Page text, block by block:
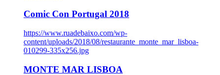
Comic Con Portugal 2018
https://www.ruadebaixo.com/wp-
content/uploads/2018/08/restaurante_monte_mar_lisboa-
010299-335x256.jpg
MONTE MAR LISBOA